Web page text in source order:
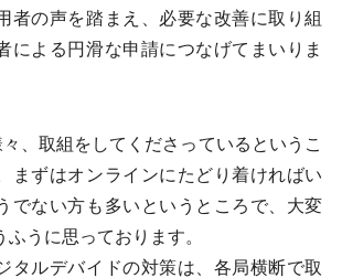
の声を踏まえ、必要な改善に取り組
による円滑な申請につなげてまいりま
、取組をしてくださっているというこ
まずはオンラインにたどり着ければい
でない方も多いというところで、大変
うに思っております。
タルデバイドの対策は、各局横断で取